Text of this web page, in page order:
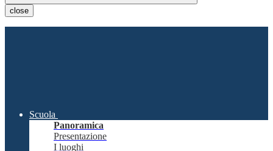
close
Scuola
Panoramica
Presentazione
I luoghi